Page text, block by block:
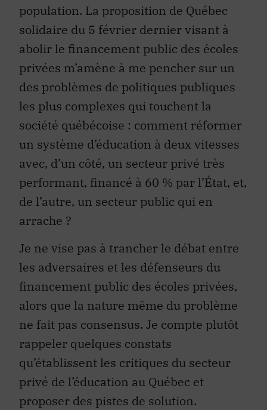
population. La proposition de Québec
solidaire du 5 février dernier visant à
abolir le financement public des écoles
privées m’amène à me pencher sur un
des problèmes de politiques publiques
les plus complexes qui touchent la
société québécoise : comment réformer
un système d’éducation à deux vitesses
avec, d’un côté, un secteur privé très
performant, financé à 60 % par l’État, et,
de l’autre, un secteur public qui en
arrache ?
Je ne vise pas à trancher le débat entre
les adversaires et les défenseurs du
financement public des écoles privées,
alors que la nature même du problème
ne fait pas consensus. Je compte plutôt
rappeler quelques constats
qu’établissent les critiques du secteur
privé de l’éducation au Québec et
proposer des pistes de solution.